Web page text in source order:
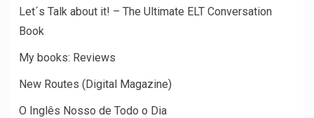
Let´s Talk about it! – The Ultimate ELT Conversation
Book
My books: Reviews
New Routes (Digital Magazine)
O Inglês Nosso de Todo o Dia